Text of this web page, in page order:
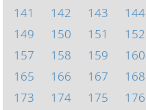
141
142 143 144
149
150 151 152
157
158 159 160
165
166 167 168
173
174 175 176